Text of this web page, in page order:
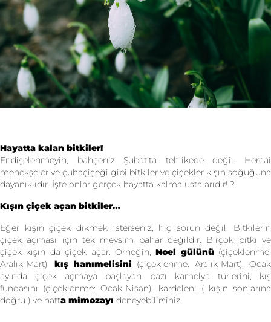
Hayatta kalan bitkiler!
Endişelenmeyin, bahçeniz Şubat’ta tehlikede değil. Hercai
menekşeler ve çuhaçiçeği gibi bitkiler ve çiçekler kışın soğuğuna
dayanıklıdır. İşte onlar gerçek hayatta kalma ustalarıdır! ?
Kışın çiçek açan bitkiler…
Eğer kışın çiçek dikmek isterseniz, hiç sorun değil! Bitkilerin
çiçek açması için tek mevsim bahar değildir. Birçok bitki ve
çiçek kışın da çiçek açar. Örneğin,Noel gülünü (çiçeklenme:
Aralık-Mart), kış hanımelisini (çiçeklenme: Aralık-Mart), Ocak
ayında çiçek açmaya başlayan bazı kamelya türlerini, kış
fundasını (çiçeklenme: Ocak-Nisan), kardeleni ( kışın sonlarına
doğru ) ve hatta mimozayı deneyebilirsiniz.